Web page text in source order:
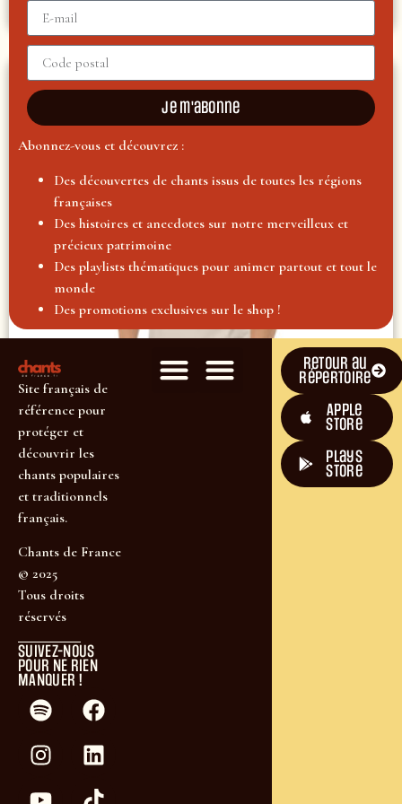
Je m'abonne
Abonnez-vous et découvrez :
Des découvertes de chants issus de toutes les régions
françaises
Des histoires et anecdotes sur notre merveilleux et
précieux patrimoine
Des playlists thématiques pour animer partout et tout le
monde
Des promotions exclusives sur le shop !
Site français de
référence pour
protéger et
découvrir les
chants populaires
et traditionnels
français.
Chants de France
© 2025
Tous droits
réservés
SUIVEZ-NOUS
POUR NE RIEN
MANQUER !
Retour au
répertoire
Apple
Store
plays
store